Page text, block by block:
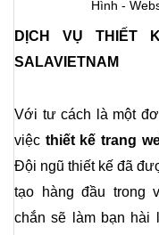
Hình -
DỊCH VỤ THIẾT
SALAVIETNAM
Với tư cách là một
việc thiết kế trang
Đội ngũ thiết kế đã
tạo hàng đầu trong
chắn sẽ làm bạn hài